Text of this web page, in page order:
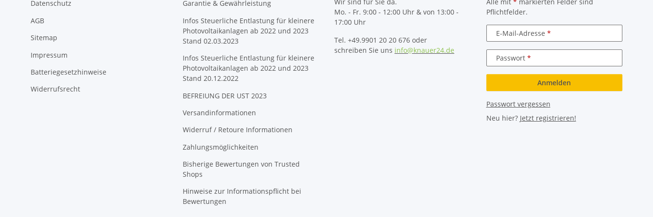
Datenschutz
AGB
Sitemap
Impressum
Batteriegesetzhinweise
Widerrufsrecht
Garantie & Gewährleistung
Infos Steuerliche Entlastung für kleinere
Photovoltaikanlagen ab 2022 und 2023
Stand 02.03.2023
Infos Steuerliche Entlastung für kleinere
Photovoltaikanlagen ab 2022 und 2023
Stand 20.12.2022
BEFREIUNG DER UST 2023
Versandinformationen
Widerruf / Retoure Informationen
Zahlungsmöglichkeiten
Bisherige Bewertungen von Trusted
Shops
Hinweise zur Informationspflicht bei
Bewertungen
Mo. - Fr. 9:00 - 12:00 Uhr & von 13:00 -
17:00 Uhr
Tel. +49.9901 20 20 676 oder
schreiben Sie uns info@knauer24.de
Pflichtfelder.
E-Mail-Adresse
Passwort
Anmelden
Passwort vergessen
Neu hier? Jetzt registrieren!